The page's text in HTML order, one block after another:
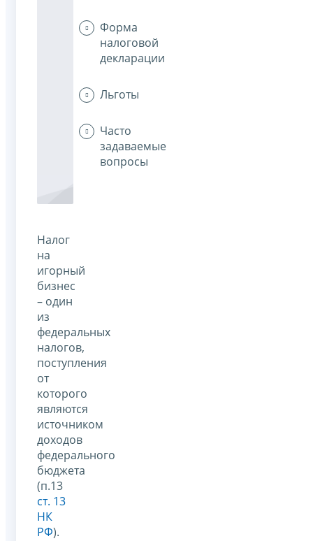
Форма
налоговой
декларации
Льготы
Часто
задаваемые
вопросы
Налог
на
игорный
бизнес
– один
из
федеральных
налогов,
поступления
от
которого
являются
источником
доходов
федерального
бюджета
(п.13
ст. 13
НК
РФ).